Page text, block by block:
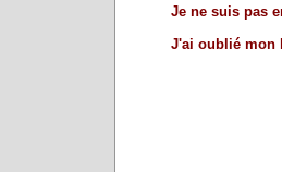
Je ne suis pas
J'ai oublié mon